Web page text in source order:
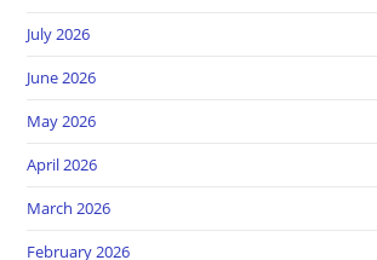
July 2026
June 2026
May 2026
April 2026
March 2026
February 2026